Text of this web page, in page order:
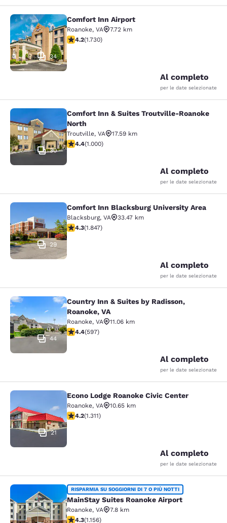
Comfort Inn Airport
34
Comfort Inn Airport
Roanoke, VA
7.72 km
Valutazione di 4.24 stelle. Ottimo. 1730 recensioni
4.2(1.730)
Al completo
per le date selezionate
Comfort Inn & Suites Troutville-
30
Comfort Inn & Suites Troutville-Roanoke
North
Troutville, VA
17.59 km
Valutazione di 4.37 stelle. Ottimo. 1000 recensioni
4.4(1.000)
Al completo
per le date selezionate
Comfort Inn Blacksburg University
29
Comfort Inn Blacksburg University Area
Blacksburg, VA
33.47 km
Valutazione di 4.25 stelle. Ottimo. 1847 recensioni
4.3(1.847)
Al completo
per le date selezionate
Country Inn & Suites by Radisson,
44
Country Inn & Suites by Radisson,
Roanoke, VA
Roanoke, VA
11.06 km
Valutazione di 4.41 stelle. Ottimo. 597 recensioni
4.4(597)
Al completo
per le date selezionate
Econo Lodge Roanoke Civic Center
21
Econo Lodge Roanoke Civic Center
Roanoke, VA
10.65 km
Valutazione di 4.21 stelle. Ottimo. 1311 recensioni
4.2(1.311)
Al completo
per le date selezionate
MainStay Suites Roanoke Airport
RISPARMIA SU SOGGIORNI DI 7 O PIÙ NOTTI
MainStay Suites Roanoke Airport
Roanoke, VA
7.8 km
Valutazione di 4.3 stelle. Ottimo. 1156 recensioni
4.3(1.156)